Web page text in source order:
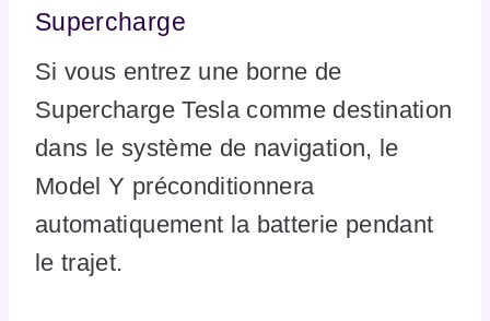
Supercharge
Si vous entrez une borne de
Supercharge Tesla comme destination
dans le système de navigation, le
Model Y préconditionnera
automatiquement la batterie pendant
le trajet.